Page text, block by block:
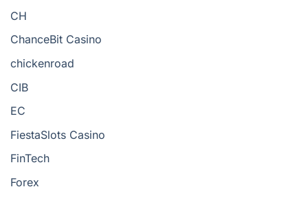
CH
ChanceBit Casino
chickenroad
CIB
EC
FiestaSlots Casino
FinTech
Forex